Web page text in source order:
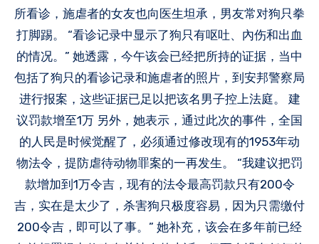
所看诊，施虐者的女友也向医生坦承，男友常对狗只拳
打脚踢。 “看诊记录中显示了狗只有呕吐、內伤和出血
的情况。” 她透露，今午该会已经把所持的证据，当中
包括了狗只的看诊记录和施虐者的照片，到安邦警察局
进行报案，这些证据已足以把该名男子控上法庭。 建
议罚款增至1万 另外，她表示，通过此次的事件，全国
的人民是时候觉醒了，必须通过修改现有的1953年动
物法令，提防虐待动物罪案的一再发生。 “我建议把罚
款增加到1万令吉，现有的法令最高罚款只有200令
吉，实在是太少了，杀害狗只极度容易，因为只需缴付
200令吉，即可以了事。” 她补充，该会在多年前已经